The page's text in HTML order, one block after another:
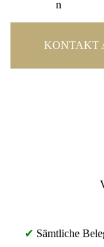
n
KONTAKT
✔ Sämtliche